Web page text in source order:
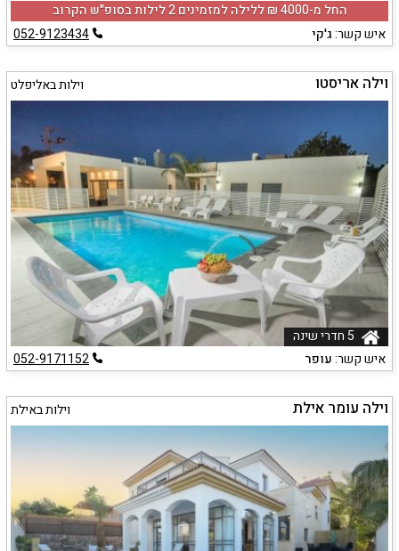
החל מ-‏4000 ₪ ללילה למזמינים 2 לילות בסופ"ש הקרוב
איש קשר:ג'קי 052-9123434
וילה אריסטו וילות באליפלט
איש קשר:עופר 052-9171152
וילה עומר אילת וילות באילת